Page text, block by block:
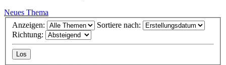
Neues Thema
Anzeigen:
Sortiere nach:
Richtung: